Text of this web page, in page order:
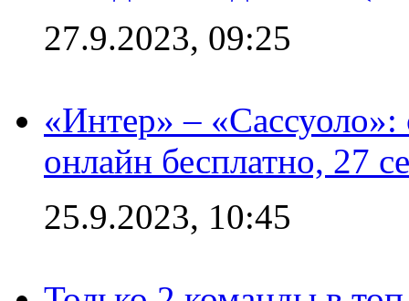
27.9.2023, 09:25
«Интер» –
онлайн бесплатно, 27
25.9.2023, 10:45